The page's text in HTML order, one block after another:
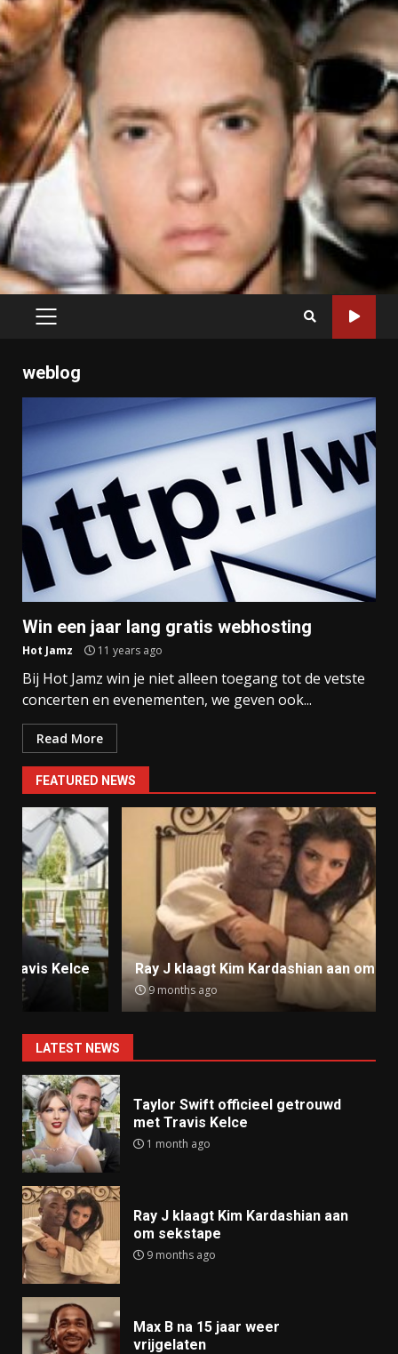
PRIMARY
weblog
Win een jaar lang gratis webhosting
Hot Jamz 11 years ago
Bij Hot Jamz win je niet alleen toegang tot de vetste
concerten en evenementen, we geven ook...
Read More
FEATURED NEWS
Ray J klaagt Kim Kardashian aan om sekstape
9 months ago
LATEST NEWS
Taylor Swift officieel getrouwd
met Travis Kelce
1 month ago
Ray J klaagt Kim Kardashian aan
om sekstape
9 months ago
Max B na 15 jaar weer
vrijgelaten